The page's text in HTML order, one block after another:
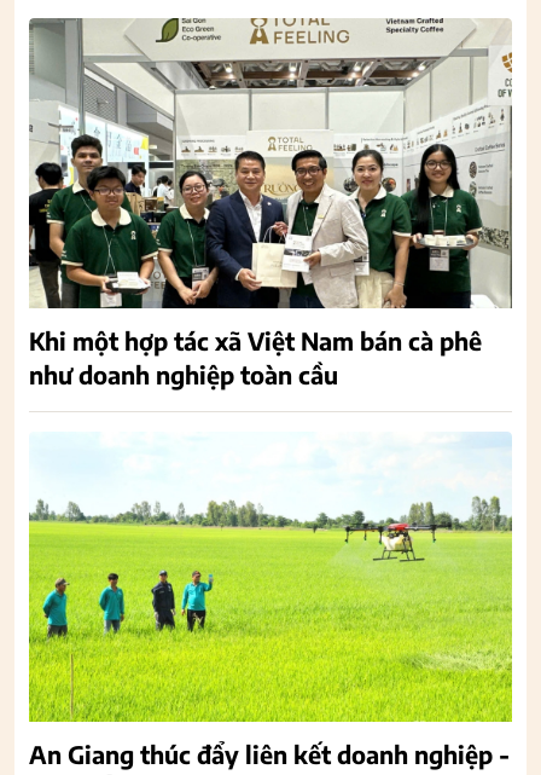
Khi một hợp tác xã Việt Nam bán cà phê
như doanh nghiệp toàn cầu
An Giang thúc đẩy liên kết doanh nghiệp -